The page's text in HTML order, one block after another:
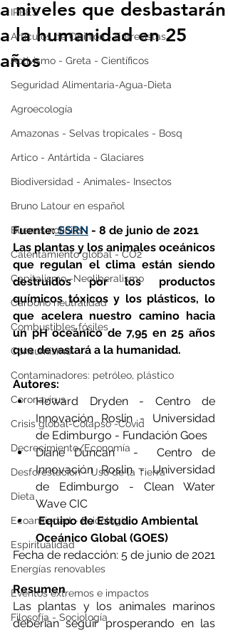
IPBES
Artículos de Opinión - Entrevistas
Activismo - Greta - Científicos
Seguridad Alimentaria-Agua-Dieta
Agroecología
Amazonas - Selvas tropicales - Bosq
Artico - Antártida - Glaciares
Biodiversidad - Animales- Insectos
Bruno Latour en español
Buenas noticias
Calentamiento global - CO2
Capitalismo -Neoliberalismo
Carbono neutralidad
Combustibles fósiles
Consumismo
Contaminadores: petróleo, plástico
Coronavirus
Crisis global-Colapso -Covid
Decrecimiento/Economía
Desforestación - Uso de la Tierra
Dieta
Ecoansiedad - Psicología
Espiritualidad
Energías renovables
Eventos extremos e impactos
Filosofía - Sociología
a niveles que desbastarán
a la humanidad en 25
años
Fuente: SSRN - 8 de junio de 2021
Las plantas y los animales oceánicos
que regulan el clima están siendo
destruidos por los productos
químicos tóxicos y los plásticos, lo
que acelera nuestro camino hacia
un pH oceánico de 7,95 en 25 años
que devastará a la humanidad.
Autores:
Howard Dryden - Centro de
Innovación Roslin - Universidad
de Edimburgo - Fundación Goes
Diane Duncan  -  Centro de
Innovación Roslin - Universidad
de Edimburgo - Clean Water
Wave CIC
Equipo de Estudio Ambiental
Oceánico Global (GOES)
Fecha de redacción: 5 de junio de 2021
Resumen
Las plantas y los animales marinos
deberían seguir prosperando en las